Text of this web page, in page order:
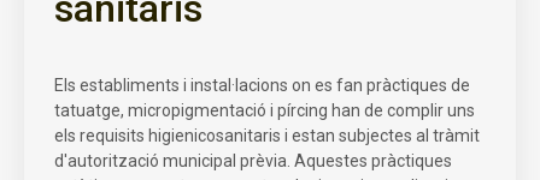
Els establiments i instal·lacions on es fan pràctiques de
tatuatge, micropigmentació i pírcing han de complir uns
els requisits higienicosanitaris i estan subjectes al tràmit
d'autorització municipal prèvia. Aquestes pràctiques